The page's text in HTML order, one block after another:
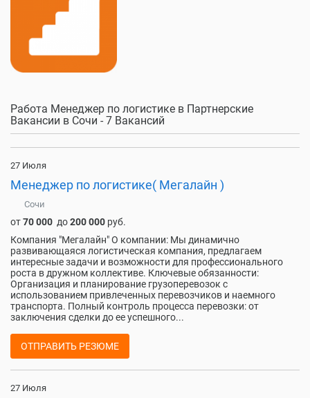
Работа Менеджер по логистике в Партнерские
Вакансии в Сочи - 7 Вакансий
27 Июля
Менеджер по логистике( Мегалайн )
Сочи
от70 000 до200 000 руб.
Компания "Мегалайн" О компании: Мы динамично
развивающаяся логистическая компания, предлагаем
интересные задачи и возможности для профессионального
роста в дружном коллективе. Ключевые обязанности:
Организация и планирование грузоперевозок с
использованием привлеченных перевозчиков и наемного
транспорта. Полный контроль процесса перевозки: от
заключения сделки до ее успешного...
ОТПРАВИТЬ РЕЗЮМЕ
27 Июля